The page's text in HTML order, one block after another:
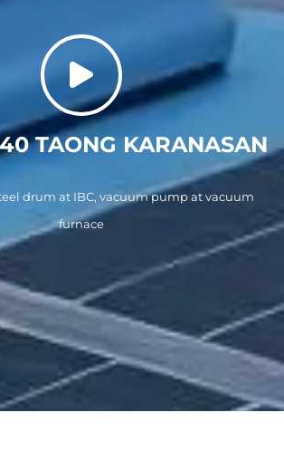
TAONG KARANASAN
drum at IBC, vacuum pump at vacuum
furnace